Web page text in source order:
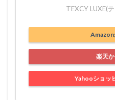
TEXCY LUXE(
楽天
Yahooショッ